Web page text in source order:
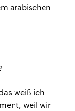
arabischen
weiß ich
weil wir